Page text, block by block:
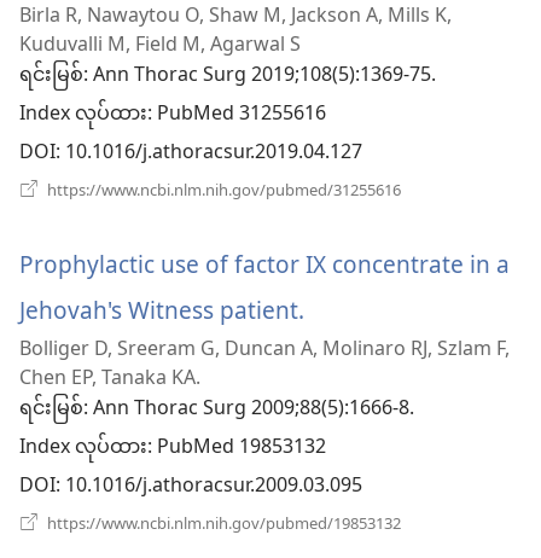
အသစ်
ဖွ
င့်
နေ
ပါ
တယ်)
Birla R, Nawaytou O, Shaw M, Jackson A, Mills K,
Kuduvalli M, Field M, Agarwal S
ရင်းမြစ်‎: Ann Thorac Surg 2019;108(5):1369-75.
Index လုပ်ထား‎: PubMed 31255616
DOI‎: 10.1016/j.athoracsur.2019.04.127
https://www.ncbi.nlm.nih.gov/pubmed/31255616
နေ
Prophylactic use of factor IX concentrate in a
Jehovah's Witness patient.
အသစ်
ဖွ
င့်
နေ
ပါ
Bolliger D, Sreeram G, Duncan A, Molinaro RJ, Szlam F,
Chen EP, Tanaka KA.
ရင်းမြစ်‎: Ann Thorac Surg 2009;88(5):1666-8.
Index လုပ်ထား‎: PubMed 19853132
DOI‎: 10.1016/j.athoracsur.2009.03.095
https://www.ncbi.nlm.nih.gov/pubmed/19853132